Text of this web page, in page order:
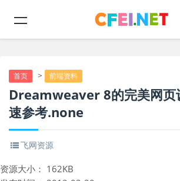
首页 > 前端资料
Dreamweaver 8的完美网页
速参考.none
飞网资源
资源大小： 162KB